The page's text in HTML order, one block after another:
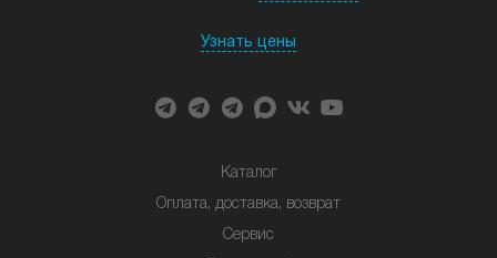
Узнать цены
Каталог
Оплата, доставка, возврат
Сервис